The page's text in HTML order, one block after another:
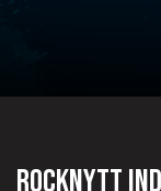
ROCKNYTT